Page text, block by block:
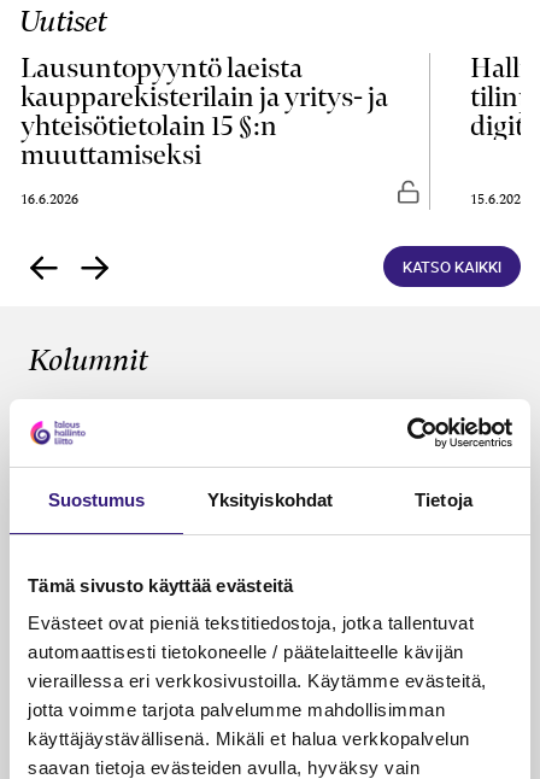
Suostumus Yksityiskohdat Tietoja
Tämä sivusto käyttää evästeitä
Evästeet ovat pieniä tekstitiedostoja, jotka tallentuvat
automaattisesti tietokoneelle / päätelaitteelle kävijän
vieraillessa eri verkkosivustoilla. Käytämme evästeitä,
jotta voimme tarjota palvelumme mahdollisimman
käyttäjäystävällisenä. Mikäli et halua verkkopalvelun
saavan tietoja evästeiden avulla, hyväksy vain
Uutiset
KATSO KAIKKI
Lausuntopyyntö laeista
kaupparekisterilain ja yritys- ja
yhteisötietolain 15 §:n
muuttamiseksi
16.6.2026
Vapaasti
15.6.2026
Kolumnit
KÄDET SAVESSA
Tilitoimistot omistajanvaihdosten
ytimessä
Honkala, Mari Viertola
Suurin riski ei ole enää virhe
kirjanpidossa
19.5.2026 1 min